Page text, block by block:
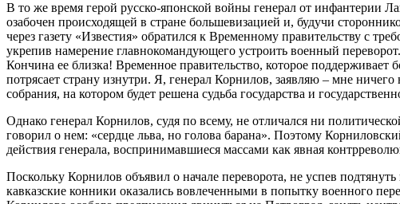
В то же время герой русско-японской войны генерал от инфантерии
озабочен происходящей в стране большевизацией и, будучи
через газету «Известия» обратился к Временному правительству с
укрепив намерение главнокомандующего устроить военный
Кончина ее близка! Временное правительство, которое
потрясает страну изнутри. Я, генерал Корнилов, заявляю – мне
собрания, на котором будет решена судьба государства и
Однако генерал Корнилов, судя по всему, не отличался ни
говорил о нем: «сердце льва, но голова барана». Поэтому
действия генерала, воспринимавшиеся массами как явная
Поскольку Корнилов объявил о начале переворота, не успев
кавказские конники оказались вовлеченными в попытку военного